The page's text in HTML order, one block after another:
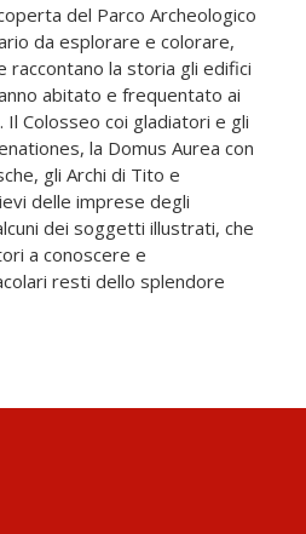
del Parco Archeologico
da esplorare e colorare,
raccontano la storia gli edifici
abitato e frequentato ai
Il Colosseo coi gladiatori e gli
la Domus Aurea con
gli Archi di Tito e
delle imprese degli
dei soggetti illustrati, che
a conoscere e
resti dello splendore